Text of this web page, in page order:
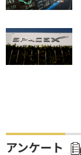
アンケート